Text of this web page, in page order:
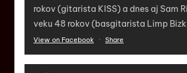
rokov (gitarista KISS) a dnes aj Sam
veku 48 rokov (basgitarista Limp
View on Facebook · Share